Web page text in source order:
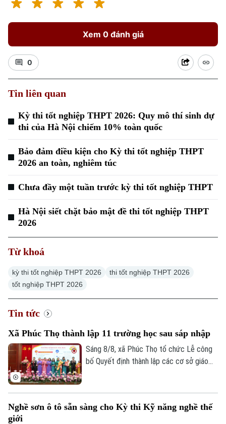
Xu hướng
Xem 0 đánh giá
0
Tin liên quan
Kỳ thi tốt nghiệp THPT 2026: Quy mô thí sinh dự
thi của Hà Nội chiếm 10% toàn quốc
Bảo đảm điều kiện cho Kỳ thi tốt nghiệp THPT
2026 an toàn, nghiêm túc
Chưa đầy một tuần trước kỳ thi tốt nghiệp THPT
Hà Nội siết chặt bảo mật đề thi tốt nghiệp THPT
2026
Từ khoá
kỳ thi tốt nghiệp THPT 2026
thi tốt nghiệp THPT 2026
tốt nghiệp THPT 2026
Tin tức
Xã Phúc Thọ thành lập 11 trường học sau sáp nhập
Sáng 8/8, xã Phúc Thọ tổ chức Lễ công
bố Quyết định thành lập các cơ sở giáo
Nghề sơn ô tô sẵn sàng cho Kỳ thi Kỹ năng nghề thế
giới